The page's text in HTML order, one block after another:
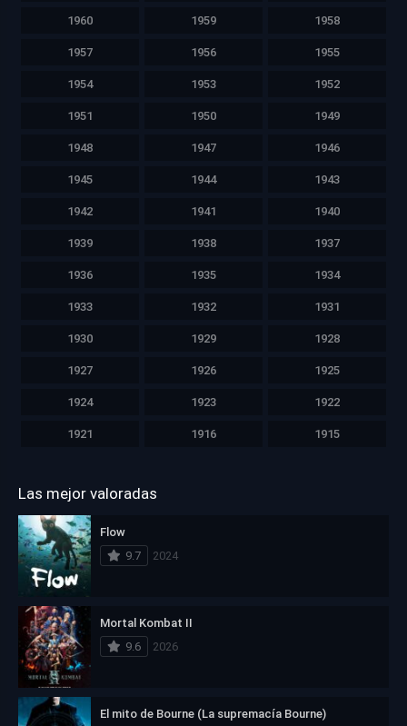
1960 1959 1958
1957 1956 1955
1954 1953 1952
1951 1950 1949
1948 1947 1946
1945 1944 1943
1942 1941 1940
1939 1938 1937
1936 1935 1934
1933 1932 1931
1930 1929 1928
1927 1926 1925
1924 1923 1922
1921 1916 1915
Las mejor valoradas
Flow
9.7
2024
Mortal Kombat II
9.6
2026
El mito de Bourne (La supremacía Bourne)